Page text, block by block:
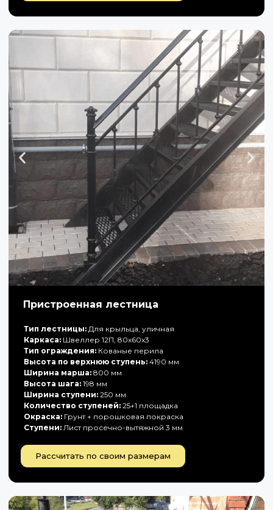
Пристроенная лестница
Тип лестницы: Для крыльца, уличная
Каркаса: Швеллер 12П, 80х60х3
Тип ограждения: Кованые перила
Высота по верхнюю ступень: 4190 мм
Ширина марша: 800 мм
Высота шага: 198 мм
Ширина ступени: 250 мм
Количество ступеней: 25+1 площадка
Окраска: Грунт + порошковая покраска
Ступени: Лист просечно-вытяжной 3 мм
Рассчитать по своим размерам